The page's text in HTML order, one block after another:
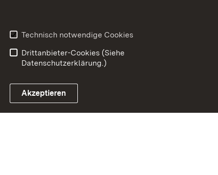
Technisch notwendige Cookies
Drittanbieter-Cookies (Siehe
Datenschutzerklärung.)
Akzeptieren